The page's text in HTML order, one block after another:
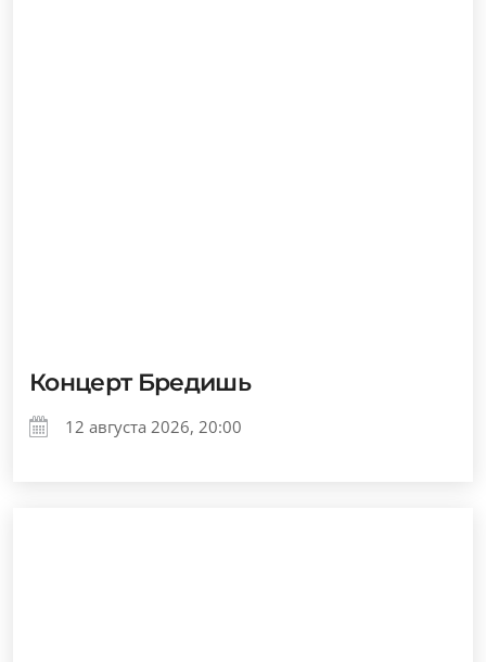
Концерт Бредишь
12 августа 2026, 20:00